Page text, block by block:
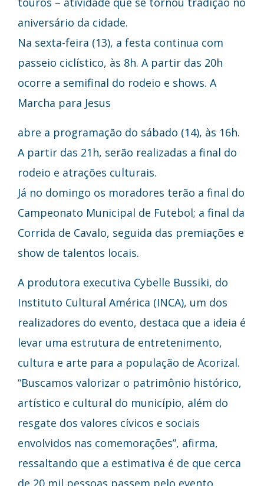
aniversário da cidade.
Na sexta-feira (13), a festa continua com
passeio ciclístico, às 8h. A partir das 20h
ocorre a semifinal do rodeio e shows. A
Marcha para Jesus
abre a programação do sábado (14), às 16h.
A partir das 21h, serão realizadas a final do
rodeio e atrações culturais.
Já no domingo os moradores terão a final do
Campeonato Municipal de Futebol; a final da
Corrida de Cavalo, seguida das premiações e
show de talentos locais.
A produtora executiva Cybelle Bussiki, do
Instituto Cultural América (INCA), um dos
realizadores do evento, destaca que a ideia é
levar uma estrutura de entretenimento,
cultura e arte para a população de Acorizal.
“Buscamos valorizar o patrimônio histórico,
artístico e cultural do município, além do
resgate dos valores cívicos e sociais
envolvidos nas comemorações”, afirma,
ressaltando que a estimativa é de que cerca
de 20 mil pessoas passem pelo evento,